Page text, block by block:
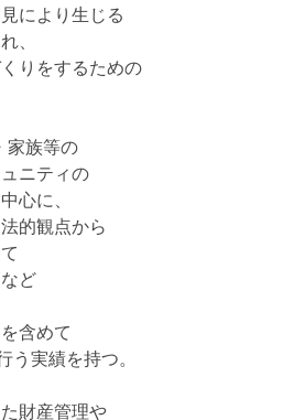
により生じる
、
りをするための
家族等の
ニティの
心に、
的観点から
ど
含めて
う実績を持つ。
財産管理や